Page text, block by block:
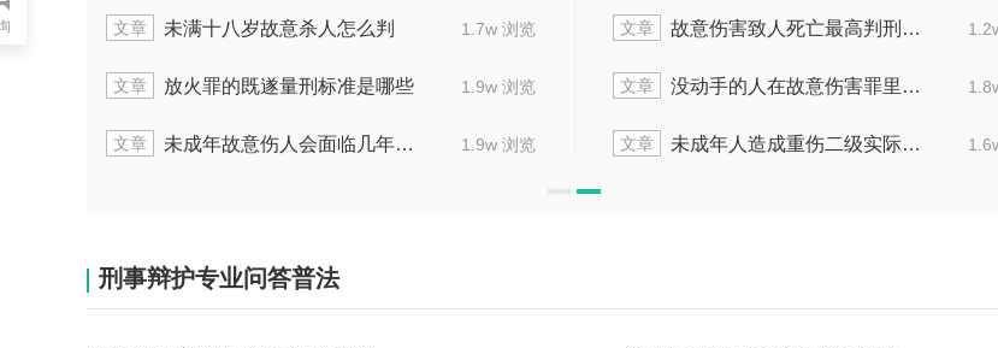
2.0w 浏览
故意伤害导致他人重伤会判多久 1.6w 浏览
怎样去判定故意伤害罪的量刑方式
1.7w 浏览
故意伤害致死获15年刑，实际判的时间多久 1.7w 浏览
故意伤害致死的情况下能拿多少赔偿
1.6w 浏览
故意伤害罪批捕后一般关押多久 1.6w 浏览
致人死亡的故意伤害，刑法判多久
刑事辩护专业问答普法